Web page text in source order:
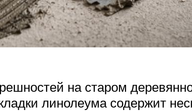
на старом
линолеума содержит